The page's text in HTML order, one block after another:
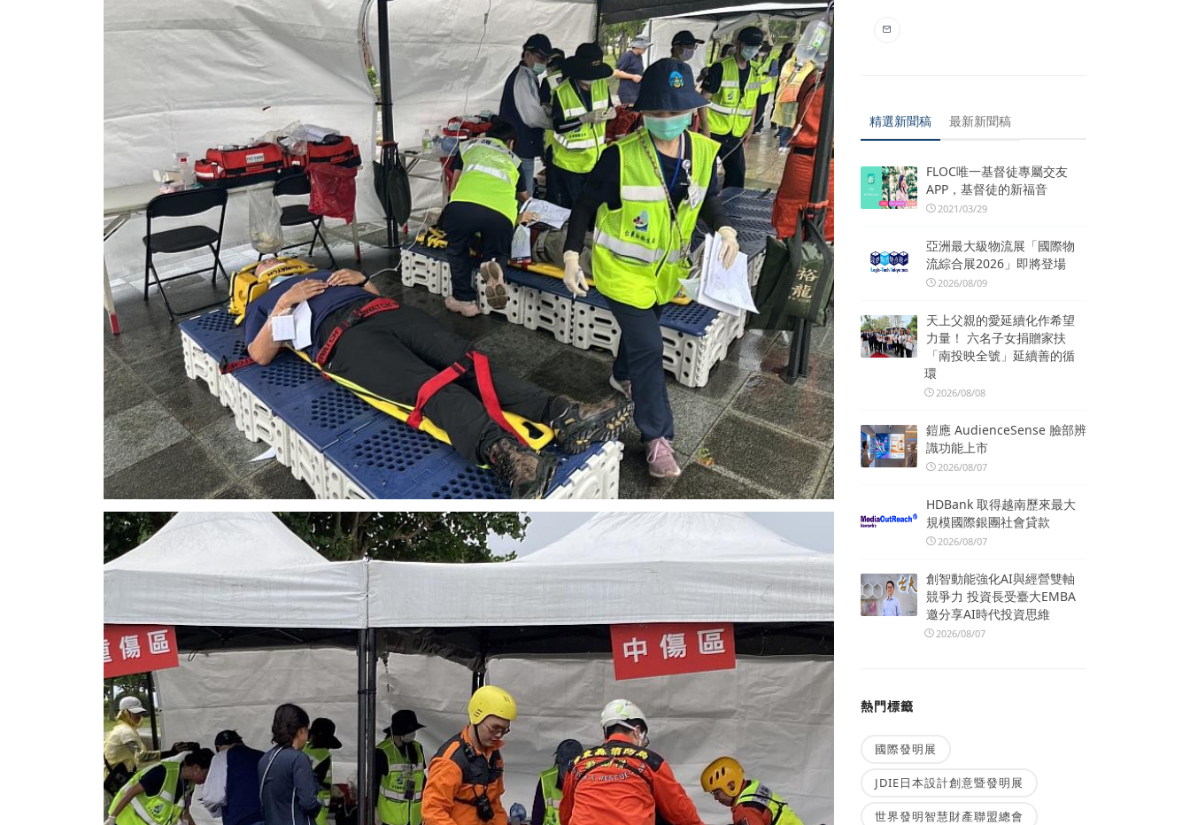
精選新聞稿 最新新聞稿
FLOC唯一基督徒專屬交友
APP，基督徒的新福音
2021/03/29
亞洲最大級物流展「國際物
流綜合展2026」即將登場
2026/08/09
天上父親的愛延續化作希望
力量！ 六名子女捐贈家扶
「南投映全號」延續善的循
環
2026/08/08
鎧應 AudienceSense 臉部辨
識功能上市
2026/08/07
HDBank 取得越南歷來最大
規模國際銀團社會貸款
2026/08/07
創智動能強化AI與經營雙軸
競爭力 投資長受臺大EMBA
邀分享AI時代投資思維
2026/08/07
熱門標籤
國際發明展
JDIE日本設計創意暨發明展
世界發明智慧財產聯盟總會